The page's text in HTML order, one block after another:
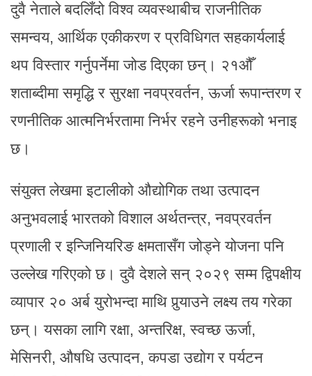
दुवै नेताले बदलिँदो विश्व व्यवस्थाबीच राजनीतिक
समन्वय, आर्थिक एकीकरण र प्रविधिगत सहकार्यलाई
थप विस्तार गर्नुपर्नेमा जोड दिएका छन्। २१औँ
शताब्दीमा समृद्धि र सुरक्षा नवप्रवर्तन, ऊर्जा रूपान्तरण र
रणनीतिक आत्मनिर्भरतामा निर्भर रहने उनीहरूको भनाइ
छ।
संयुक्त लेखमा इटालीको औद्योगिक तथा उत्पादन
अनुभवलाई भारतको विशाल अर्थतन्त्र, नवप्रवर्तन
प्रणाली र इन्जिनियरिङ क्षमतासँग जोड्ने योजना पनि
उल्लेख गरिएको छ। दुवै देशले सन् २०२९ सम्म द्विपक्षीय
व्यापार २० अर्ब युरोभन्दा माथि पुर्‍याउने लक्ष्य तय गरेका
छन्। यसका लागि रक्षा, अन्तरिक्ष, स्वच्छ ऊर्जा,
मेसिनरी, औषधि उत्पादन, कपडा उद्योग र पर्यटन